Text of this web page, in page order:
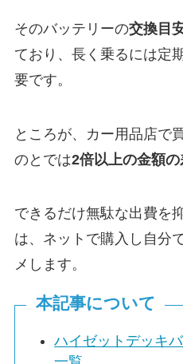
そのバッテリーの交換目
ており、長く乗るには定
要です。
ところが、カー用品店で
のとでは2倍以上の金額の
できるだけ無駄な出費を
は、ネットで購入し自分
メします。
本記事について
ハイゼットデッキ